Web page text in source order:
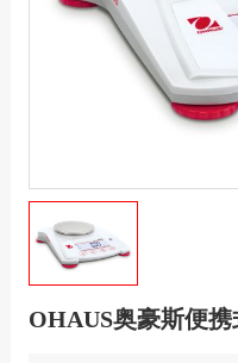
OHAUS奥豪斯便